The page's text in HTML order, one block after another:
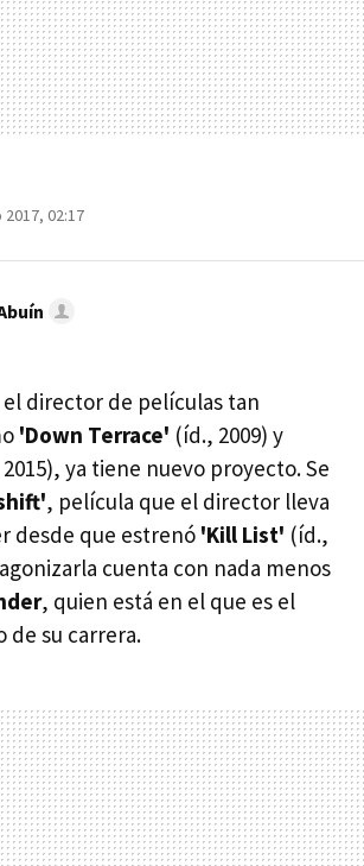
02:17
el director de películas tan
'Down Terrace' (íd., 2009) y
ya tiene nuevo proyecto. Se
, película que el director lleva
desde que estrenó 'Kill List' (íd.,
cuenta con nada menos
, quien está en el que es el
de su carrera.